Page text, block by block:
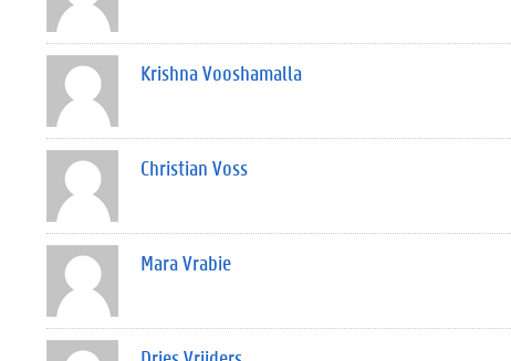
Krishna Vooshamalla
Christian Voss
Mara Vrabie